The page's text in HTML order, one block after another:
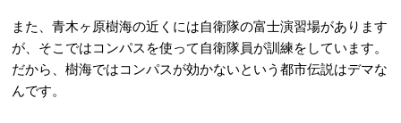
また、青木ヶ原樹海の近くには自衛隊の富士演習場があります
が、そこではコンパスを使って自衛隊員が訓練をしています。
だから、樹海ではコンパスが効かないという都市伝説はデマな
んです。